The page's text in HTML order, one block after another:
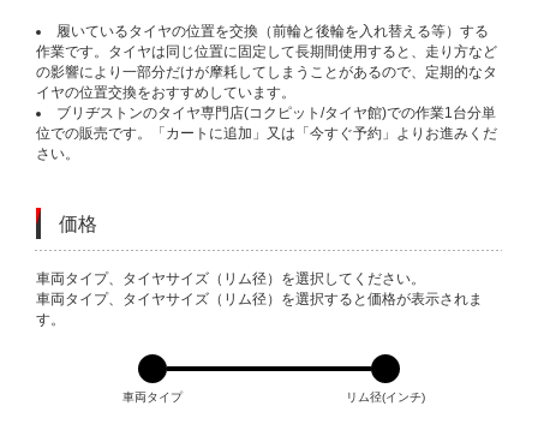
履いているタイヤの位置を交換（前輪と後輪を入れ替える等）する
作業です。タイヤは同じ位置に固定して長期間使用すると、走り方など
の影響により一部分だけが摩耗してしまうことがあるので、定期的なタ
イヤの位置交換をおすすめしています。
ブリヂストンのタイヤ専門店(コクピット/タイヤ館)での作業1台分単
位での販売です。「カートに追加」又は「今すぐ予約」よりお進みくだ
さい。
価格
VARIATIONS
車両タイプ、タイヤサイズ（リム径）を選択してください。
車両タイプ、タイヤサイズ（リム径）を選択すると価格が表示されま
す。
車両タイプ リム径(インチ)